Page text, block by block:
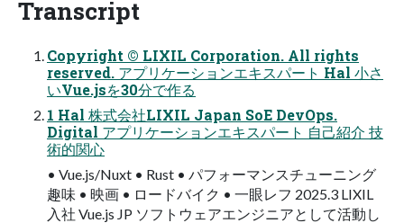
Transcript
Copyright © LIXIL Corporation. All rights
reserved. アプリケーションエキスパート Hal 小さ
いVue.jsを30分で作る
1 Hal 株式会社LIXIL Japan SoE DevOps.
Digital アプリケーションエキスパート 自己紹介 技
術的関心
• Vue.js/Nuxt • Rust • パフォーマンスチューニング
趣味 • 映画 • ロードバイク • 一眼レフ 2025.3 LIXIL
入社 Vue.js JP ソフトウェアエンジニアとして活動し